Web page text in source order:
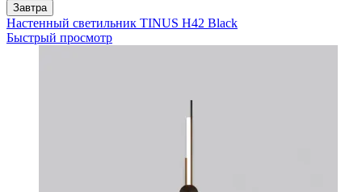
Завтра
Настенный светильник TINUS H42 Black
Быстрый просмотр